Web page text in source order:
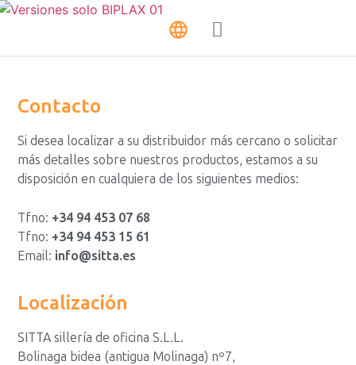
Contacto
Si desea localizar a su distribuidor más cercano o solicitar
más detalles sobre nuestros productos, estamos a su
disposición en cualquiera de los siguientes medios:
Tfno: +34 94 453 07 68
Tfno: +34 94 453 15 61
Email: info@sitta.es
Localización
SITTA sillería de oficina S.L.L.
Bolinaga bidea (antigua Molinaga) nº7,